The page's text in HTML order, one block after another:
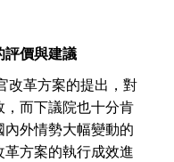
評價與建議
改革方案的提出，對
，而下議院也十分肯
外情勢大幅變動的
方案的執行成效進